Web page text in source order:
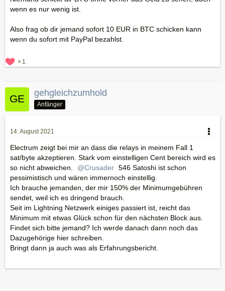
wenn es nur wenig ist.
Also frag ob dir jemand sofort 10 EUR in BTC schicken kann
wenn du sofort mit PayPal bezahlst.
1
gehgleichzumhold
Anfänger
14. August 2021
Electrum zeigt bei mir an dass die relays in meinem Fall 1
sat/byte akzeptieren. Stark vom einstelligen Cent bereich wird es
so nicht abweichen.
Crusader 546 Satoshi ist schon
pessimistisch und wären immernoch einstellig.
Ich brauche jemanden, der mir 150% der Minimumgebühren
sendet, weil ich es dringend brauch.
Seit im Lightning Netzwerk einiges passiert ist, reicht das
Minimum mit etwas Glück schon für den nächsten Block aus.
Findet sich bitte jemand? Ich werde danach dann noch das
Dazugehörige hier schreiben.
Bringt dann ja auch was als Erfahrungsbericht.